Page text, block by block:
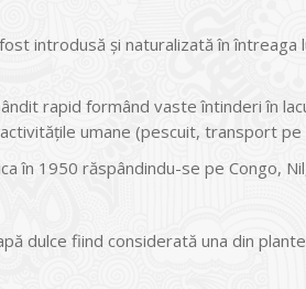
introdusă și naturalizată în întreaga
rapid formând vaste întinderi în
umane (pescuit, transport
în 1950 răspândindu-se pe Congo,
dulce fiind considerată una din